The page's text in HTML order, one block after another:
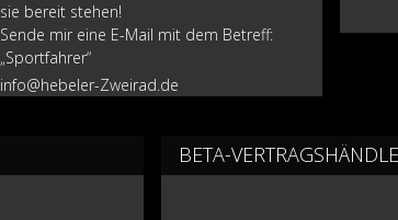
sie bereit stehen!
Sende mir eine E-Mail mit dem Betreff:
„Sportfahrer“
info@hebeler-Zweirad.de
BETA-